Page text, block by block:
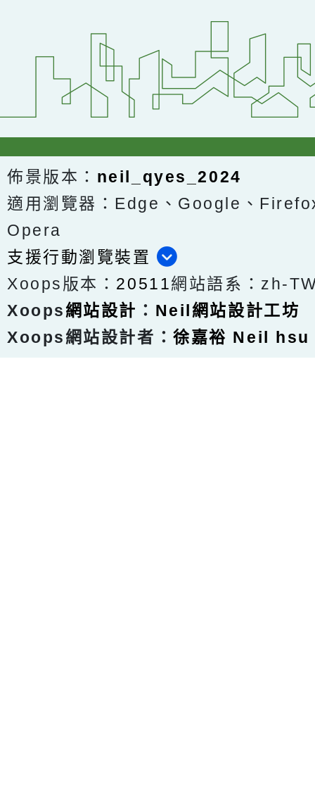
佈景版本： neil_qyes_2024
適用瀏覽器：Edge、Google、
Opera
支援行動瀏覽裝置
Xoops版本： 20511網站語系：zh-
Xoops網站設計 ： Neil網站設計工坊
Xoops網站設計者：徐嘉裕 Neil hsu